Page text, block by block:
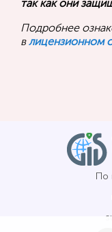
так как они
Подробнее
влицензионном
По